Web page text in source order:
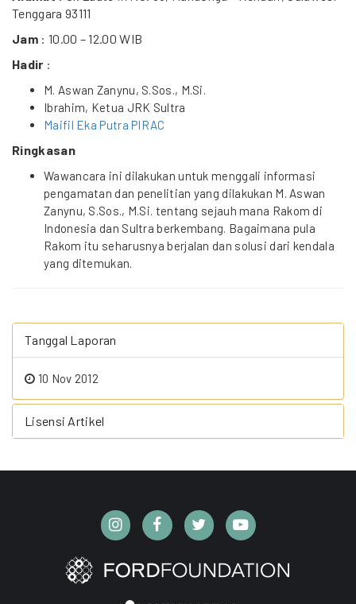
Tenggara 93111
Jam: 10.00 – 12.00 WIB
Hadir :
M. Aswan Zanynu, S.Sos., M.Si.
Ibrahim, Ketua JRK Sultra
Maifil Eka Putra PIRAC
Ringkasan
Wawancara ini dilakukan untuk menggali informasi
pengamatan dan penelitian yang dilakukan M. Aswan
Zanynu, S.Sos., M.Si. tentang sejauh mana Rakom di
Indonesia dan Sultra berkembang. Bagaimana pula
Rakom itu seharusnya berjalan dan solusi dari kendala
yang ditemukan.
Tanggal Laporan
10 Nov 2012
Lisensi Artikel